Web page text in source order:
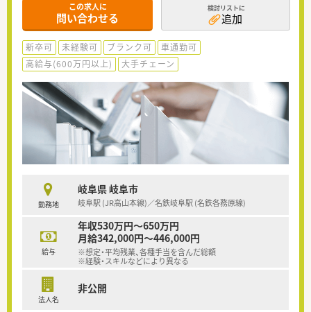
この求人に
問い合わせる
検討リストに
追加
新卒可 未経験可 ブランク可
車通勤可
高給与(600万円以上)
大手チェーン
勤務地
岐阜県 岐阜市
岐阜駅 (JR高山本線)／名鉄岐阜駅 (名鉄各務原線)
給与
年収530万円～650万円
月給342,000円～446,000円
※想定・平均残業、各種手当を含んだ総額
※経験・スキルなどにより異なる
法人名
非公開